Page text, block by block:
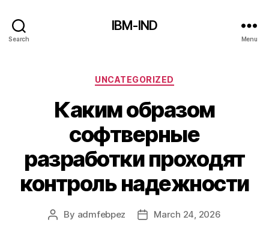
Search
IBM-IND
Menu
Categories
UNCATEGORIZED
Каким образом
софтверные
разработки проходят
контроль надежности
Post
By admfebpez
PostMarch 24, 2026